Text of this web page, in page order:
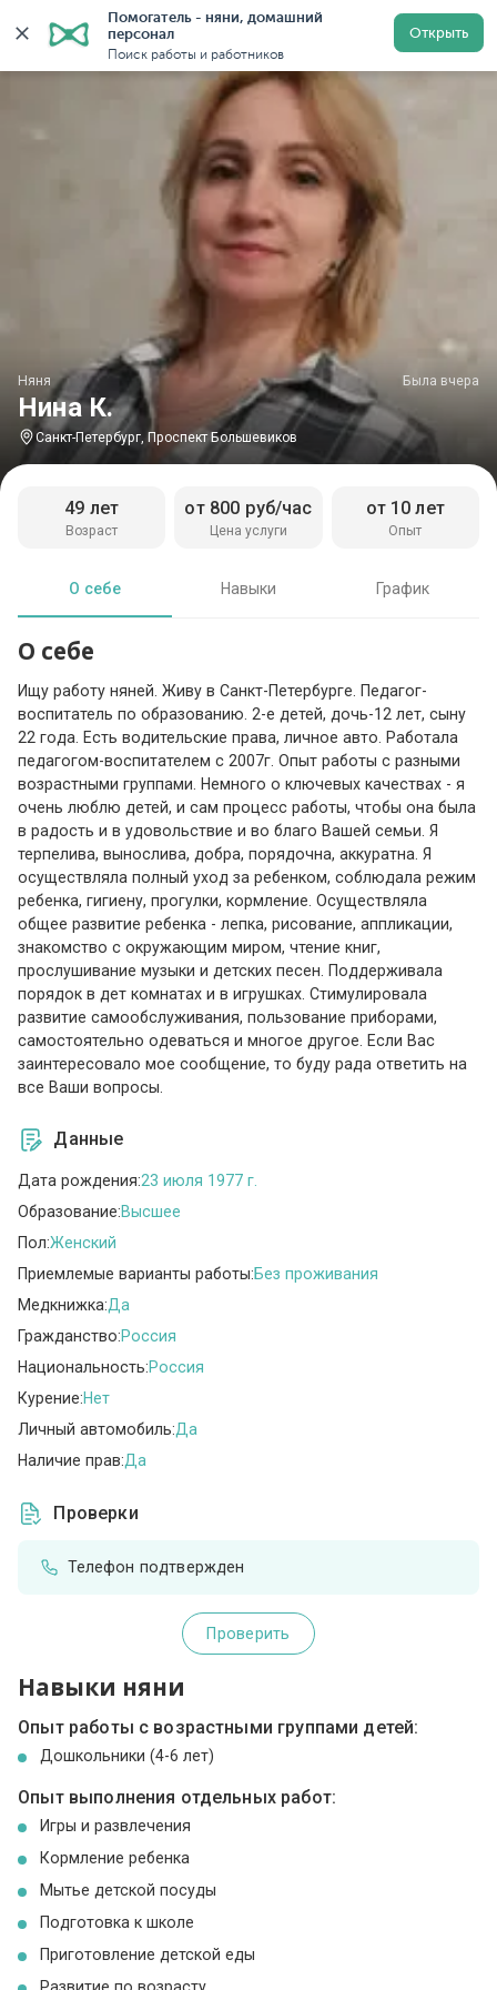
Помогатель - няни, домашний
персонал
Поиск работы и работников
Открыть
Главная Няни Няни в Санкт-Петербурге Няни у
Нина К.
Няня Была вчера
Санкт-Петербург, Проспект Большевиков
Возраст
49 лет
Цена услуги
от 800 руб/час
Опыт
от 10 лет
О себе Навыки График
О себе
Ищу работу няней. Живу в Санкт-Петербурге. Педагог-
воспитатель по образованию. 2-е детей, дочь-12 лет, сыну
22 года. Есть водительские права, личное авто. Работала
педагогом-воспитателем с 2007г. Опыт работы с разными
возрастными группами. Немного о ключевых качествах - я
очень люблю детей, и сам процесс работы, чтобы она была
в радость и в удовольствие и во благо Вашей семьи. Я
терпелива, вынослива, добра, порядочна, аккуратна. Я
осуществляла полный уход за ребенком, соблюдала режим
ребенка, гигиену, прогулки, кормление. Осуществляла
общее развитие ребенка - лепка, рисование, аппликации,
знакомство с окружающим миром, чтение книг,
прослушивание музыки и детских песен. Поддерживала
порядок в дет комнатах и в игрушках. Стимулировала
развитие самообслуживания, пользование приборами,
самостоятельно одеваться и многое другое. Если Вас
заинтересовало мое сообщение, то буду рада ответить на
все Ваши вопросы.
Данные
Дата рождения:23 июля 1977 г.
Образование:Высшее
Пол:Женский
Приемлемые варианты работы:Без проживания
Медкнижка:Да
Гражданство:Россия
Национальность:Россия
Курение:Нет
Личный автомобиль:Да
Наличие прав:Да
Проверки
Телефон подтвержден
Проверить
Навыки няни
Опыт работы с возрастными группами детей:
Дошкольники (4-6 лет)
Опыт выполнения отдельных работ:
Игры и развлечения
Кормление ребенка
Мытье детской посуды
Подготовка к школе
Приготовление детской еды